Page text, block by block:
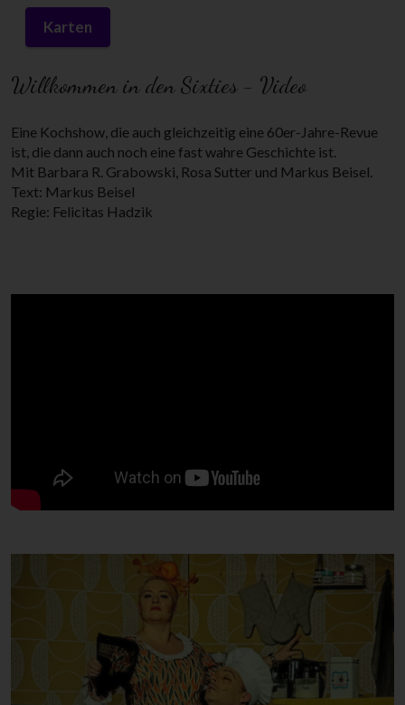
Karten
Willkommen in den Sixties - Video
Eine Kochshow, die auch gleichzeitig eine 60er-Jahre-Revue
ist, die dann auch noch eine fast wahre Geschichte ist.
Mit Barbara R. Grabowski, Rosa Sutter und Markus Beisel.
Text: Markus Beisel
Regie: Felicitas Hadzik